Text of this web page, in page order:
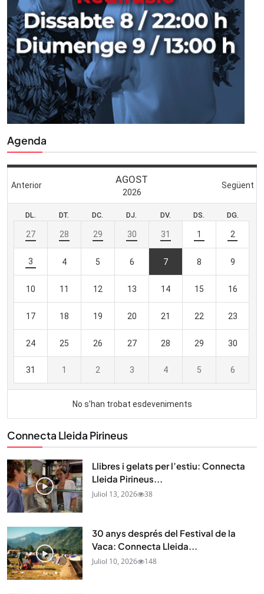
Agenda
Connecta Lleida Pirineus
Llibres i gelats per l’estiu: Connecta
Lleida Pirineus...
Juliol 13, 2026 38
30 anys després del Festival de la
Vaca: Connecta Lleida...
Juliol 10, 2026 148